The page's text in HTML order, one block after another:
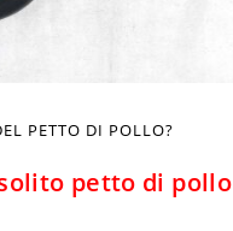
PETTO DI POLLO?
petto di pollo